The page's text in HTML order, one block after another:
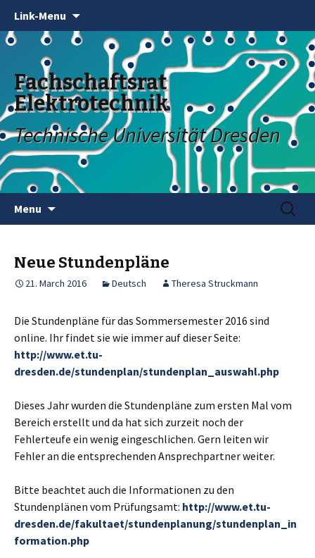
Link-Menu
Fachschaftsrat
Elektrotechnik
Technische Universität Dresden
Menu
Search
for:
Neue Stundenpläne
21. March 2016 Deutsch Theresa Struckmann
Die Stundenpläne für das Sommersemester 2016 sind
online. Ihr findet sie wie immer auf dieser Seite:
http://www.et.tu-
dresden.de/stundenplan/stundenplan_auswahl.php
Dieses Jahr wurden die Stundenpläne zum ersten Mal vom
Bereich erstellt und da hat sich zurzeit noch der
Fehlerteufe ein wenig eingeschlichen. Gern leiten wir
Fehler an die entsprechenden Ansprechpartner weiter.
Bitte beachtet auch die Informationen zu den
Stundenplänen vom Prüfungsamt: http://www.et.tu-
dresden.de/fakultaet/stundenplanung/stundenplan_in
formation.php